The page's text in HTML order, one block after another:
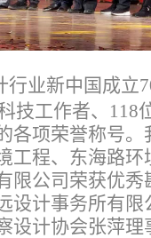
业新中国成立
技工作者、
各项荣誉称号
工程、东海路
限公司荣获优
设计事务所有
设计协会张萍